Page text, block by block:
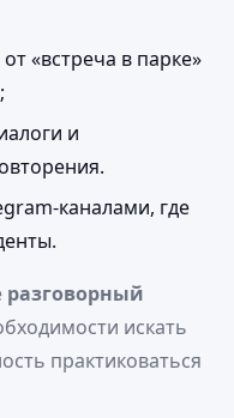
«встреча в парке»
и
где
разговорный
искать
практиковаться